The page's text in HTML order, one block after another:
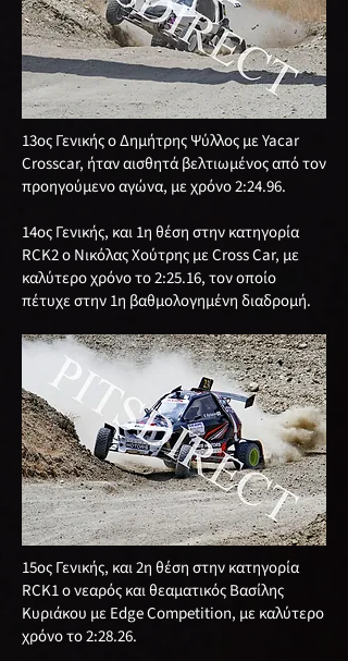
13ος Γενικής ο Δημήτρης Ψύλλος με Yacar
Crosscar, ήταν αισθητά βελτιωμένος από τον
προηγούμενο αγώνα, με χρόνο 2:24.96.
14ος Γενικής, και 1η θέση στην κατηγορία
RCΚ2 ο Νικόλας Χούτρης με Cross Car, με
καλύτερο χρόνο το 2:25.16, τον οποίο
πέτυχε στην 1η βαθμολογημένη διαδρομή.
15ος Γενικής, και 2η θέση στην κατηγορία
RCΚ1 ο νεαρός και θεαματικός Βασίλης
Κυριάκου με Edge Competition, με καλύτερο
χρόνο το 2:28.26.